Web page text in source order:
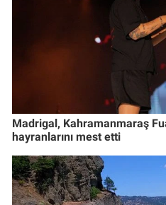
Madrigal, Kahramanmaraş
hayranlarını mest etti